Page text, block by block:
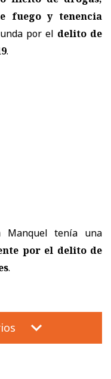
fuego y tenencia
por el delito de
.
Manquel tenía una
por el delito de
.